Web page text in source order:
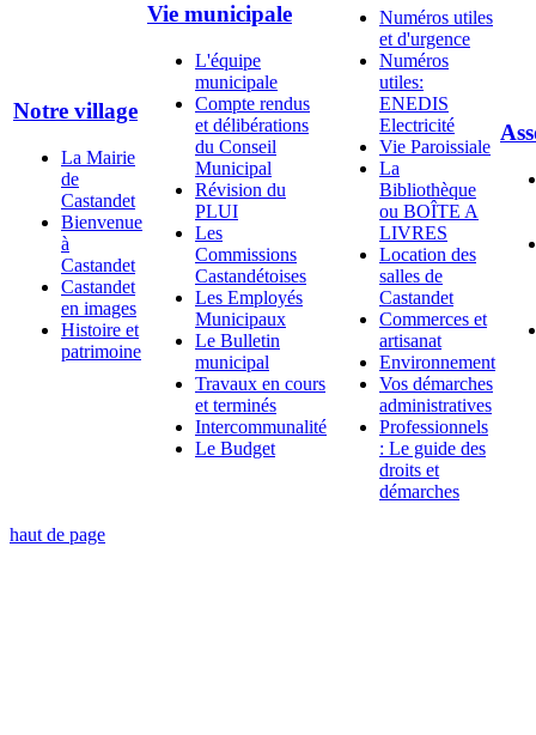
Notre village
La Mairie
de
Castandet
Bienvenue
à
Castandet
Castandet
en images
Histoire et
patrimoine
Vie municipale
L'équipe
municipale
Compte rendus
et délibérations
du Conseil
Municipal
Révision du
PLUI
Les
Commissions
Castandétoises
Les Employés
Municipaux
Le Bulletin
municipal
Travaux en cours
et terminés
Intercommunalité
Le Budget
Numéros utiles
et d'urgence
Numéros
utiles:
ENEDIS
Electricité
Vie Paroissiale
La
Bibliothèque
ou BOÎTE A
LIVRES
Location des
salles de
Castandet
Commerces et
artisanat
Environnement
Vos démarches
administratives
Professionnels
: Le guide des
droits et
démarches
haut de page